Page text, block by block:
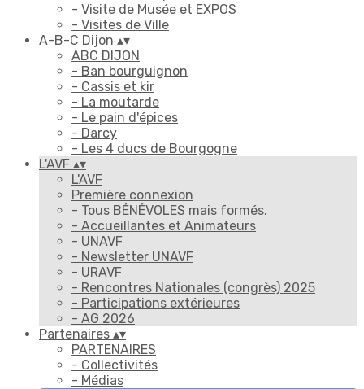
- Visite de Musée et EXPOS
- Visites de Ville
A-B-C Dijon ▴▾
ABC DIJON
- Ban bourguignon
- Cassis et kir
- La moutarde
- Le pain d'épices
- Darcy
- Les 4 ducs de Bourgogne
L'AVF ▴▾
L'AVF
Première connexion
- Tous BÉNÉVOLES mais formés.
- Accueillantes et Animateurs
- UNAVF
- Newsletter UNAVF
- URAVF
- Rencontres Nationales (congrès) 2025
- Participations extérieures
- AG 2026
Partenaires ▴▾
PARTENAIRES
- Collectivités
- Médias